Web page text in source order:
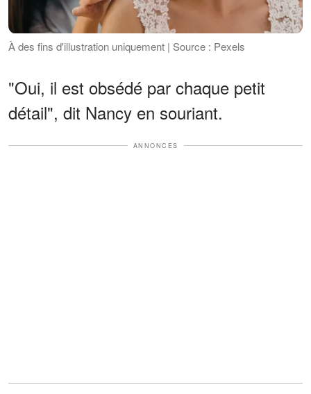
À des fins d'illustration uniquement | Source : Pexels
"Oui, il est obsédé par chaque petit
détail", dit Nancy en souriant.
ANNONCES